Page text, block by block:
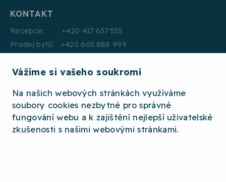
Vážíme si vašeho soukromí
Na našich webových stránkách využíváme
soubory cookies nezbytné pro správné
fungování webu a k zajištění nejlepší uživatelské
zkušenosti s našimi webovými stránkami.
KONTAKT
Recepce: +420 417 637 555
Prodej bytů: +420 603 888 999
E:mail: info@jth.cz
2026 © JTH